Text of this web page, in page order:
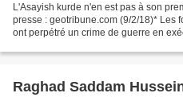
L'Asayish kurde n'en est pas à son
presse : geotribune.com (9/2/18)* Les
ont perpétré un crime de guerre en
Raghad Saddam